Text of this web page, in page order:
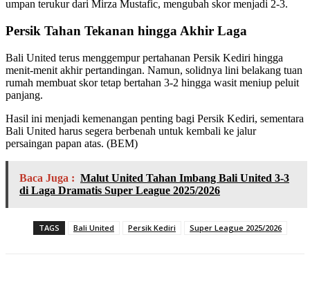
umpan terukur dari Mirza Mustafic, mengubah skor menjadi 2-3.
Persik Tahan Tekanan hingga Akhir Laga
Bali United terus menggempur pertahanan Persik Kediri hingga
menit-menit akhir pertandingan. Namun, solidnya lini belakang tuan
rumah membuat skor tetap bertahan 3-2 hingga wasit meniup peluit
panjang.
Hasil ini menjadi kemenangan penting bagi Persik Kediri, sementara
Bali United harus segera berbenah untuk kembali ke jalur
persaingan papan atas. (BEM)
Baca Juga : Malut United Tahan Imbang Bali United 3-3
di Laga Dramatis Super League 2025/2026
TAGS Bali United Persik Kediri Super League 2025/2026